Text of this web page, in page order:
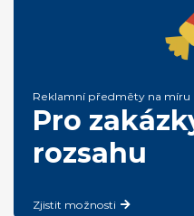
Reklamní předměty na míru
Pro
rozsahu
Zjistit možnosti